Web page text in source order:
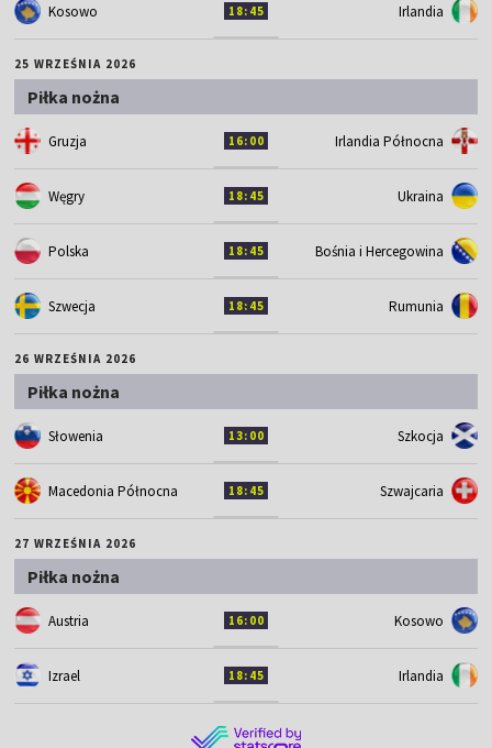
Kosowo 18:45 Irlandia
25 WRZEŚNIA 2026
Piłka nożna
Gruzja 16:00 Irlandia Północna
Węgry 18:45 Ukraina
Polska 18:45 Bośnia i Hercegowina
Szwecja 18:45 Rumunia
26 WRZEŚNIA 2026
Piłka nożna
Słowenia 13:00 Szkocja
Macedonia Północna 18:45 Szwajcaria
27 WRZEŚNIA 2026
Piłka nożna
Austria 16:00 Kosowo
Izrael 18:45 Irlandia